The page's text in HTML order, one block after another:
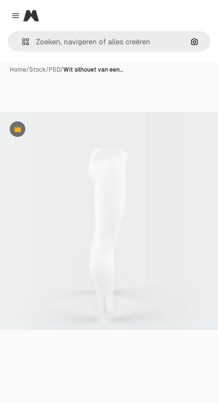
Close menu
Magnific
Home/Stock/PSD/Wit silhouet van een…
Premium